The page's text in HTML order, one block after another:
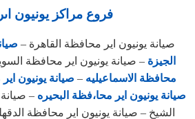
فروع مراكز يونيون
صيانة يونيون اير محافظة القاهرة –
الجيزة – صيانة يونيون اير محافظة
محافظة الاسماعيليه – صيانة يونيون
صيانة يونيون اير محا،فظة البحيره –
الشيخ – صيانة يونيون اير محافظة